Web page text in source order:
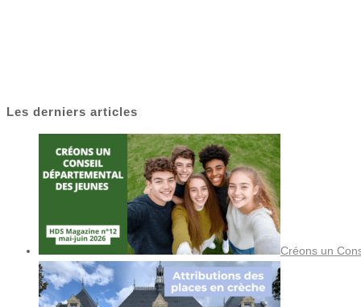
Les derniers articles
Créons un